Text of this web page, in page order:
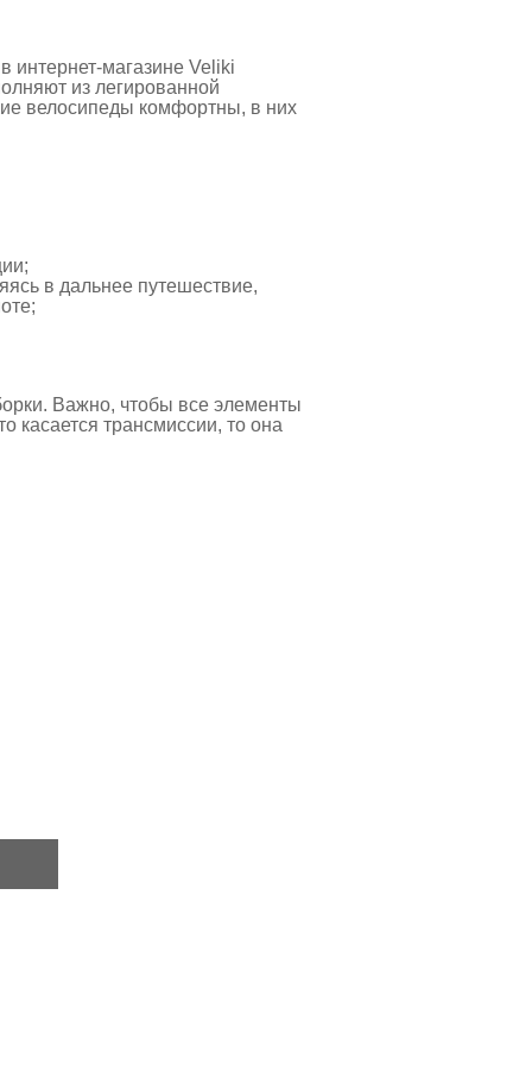
в интернет-магазине Veliki
из легированной
велосипеды комфортны, в них
в дальнее путешествие,
Важно, чтобы все элементы
трансмиссии, то она